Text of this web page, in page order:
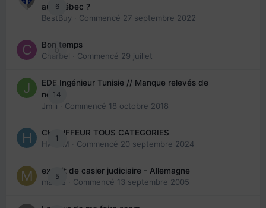
6
au Québec ?
BestBuy · Commencé 27 septembre 2022
0
Bon temps
Charbel · Commencé 29 juillet
14
EDE Ingénieur Tunisie // Manque relevés de
note
Jmili · Commencé 18 octobre 2018
1
CHAUFFEUR TOUS CATEGORIES
HAZEM · Commencé 20 septembre 2024
5
extrait de casier judiciaire - Allemagne
maries · Commencé 13 septembre 2005